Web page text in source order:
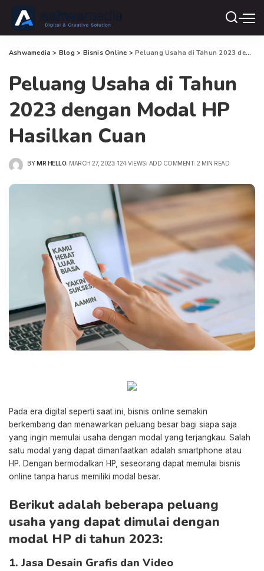
Ashwamedia > Blog > Bisnis Online >Peluang Usaha di Tahun 2023 dengan Modal HP Hasilkan Cuan
Peluang Usaha di Tahun
2023 dengan Modal HP
Hasilkan Cuan
POSTED
BY MR HELLO MARCH 27, 2023 124 VIEWS ADD COMMENT 2 MIN READ
Pada era digital seperti saat ini, bisnis online semakin
berkembang dan menawarkan peluang besar bagi siapa saja
yang ingin memulai usaha dengan modal yang terjangkau. Salah
satu modal yang dapat dimanfaatkan adalah smartphone atau
HP. Dengan bermodalkan HP, seseorang dapat memulai bisnis
online tanpa harus memiliki modal besar.
Berikut adalah beberapa peluang
usaha yang dapat dimulai dengan
modal HP di tahun 2023:
1. Jasa Desain Grafis dan Video